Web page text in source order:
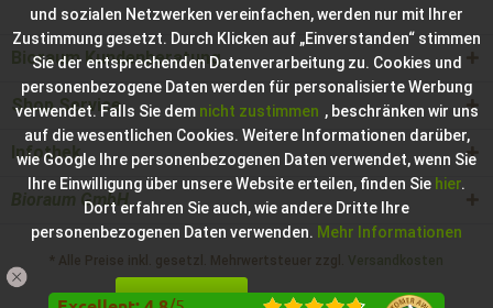
Bioraum Kundenberatung
Shop Service
Infothek
Bioraum GmbH
* Alle Preise inkl. gesetzl. Mehrwertsteuer zzgl. Versandkosten
Hilfe / Support Kontakt zur Bioraum GmbH
und sozialen Netzwerken vereinfachen, werden nur mit Ihrer
Zustimmung gesetzt. Durch Klicken auf „Einverstanden“ stimmen
Sie der entsprechenden Datenverarbeitung zu. Cookies und
personenbezogene Daten werden für personalisierte Werbung
verwendet. Falls Sie dem nicht zustimmen , beschränken wir uns
auf die wesentlichen Cookies. Weitere Informationen darüber,
wie Google Ihre personenbezogenen Daten verwendet, wenn Sie
Ihre Einwilligung über unsere Website erteilen, finden Sie hier.
Dort erfahren Sie auch, wie andere Dritte Ihre
personenbezogenen Daten verwenden. Mehr Informationen
Einverstanden Konfigurieren